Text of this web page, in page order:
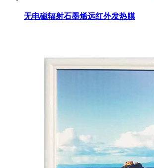
无电磁辐射石墨烯远红外发热膜